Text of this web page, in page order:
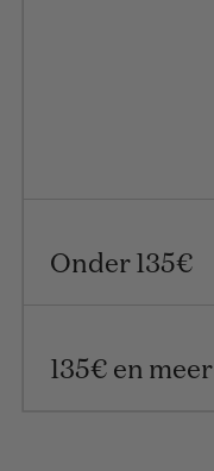
Onder 135€
135€ en meer